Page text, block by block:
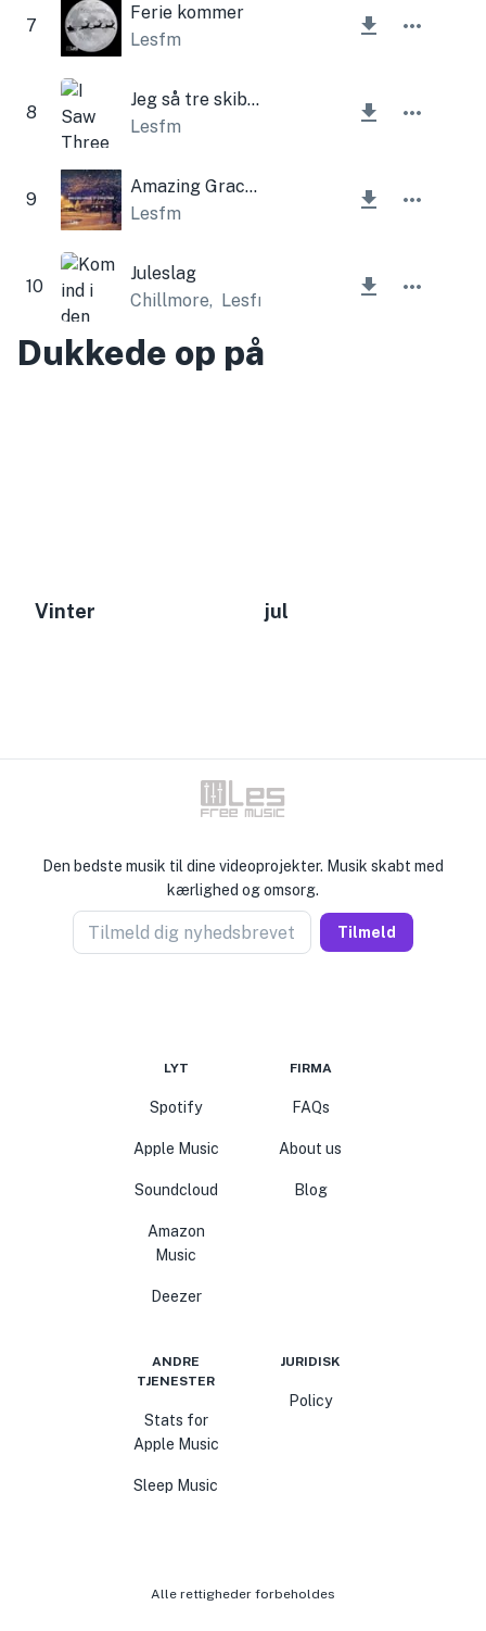
7
Ferie kommer
Lesfm
8
Jeg så tre skibe (juleklokker)
Lesfm
9
Amazing Grace of Christmas
Lesfm
10
Juleslag
Chillmore, Lesfm
Dukkede op på
Vinter jul
Den bedste musik til dine videoprojekter. Musik skabt med
kærlighed og omsorg.
Tilmeld dig nyhedsbrevet Tilmeld
LYT
Spotify
Apple Music
Soundcloud
Amazon
Music
Deezer
FIRMA
FAQs
About us
Blog
ANDRE
TJENESTER
Stats for
Apple Music
Sleep Music
JURIDISK
Policy
Alle rettigheder forbeholdes